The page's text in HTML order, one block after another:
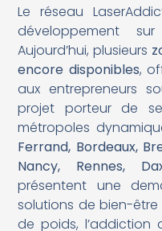
Le réseau
développement
Aujourd’hui, plusieurs
encore disponibles,
aux entrepreneurs
projet porteur de
métropoles
Ferrand, Bordeaux,
Nancy, Rennes,
présentent une
solutions de bien-
de poids, l’addiction